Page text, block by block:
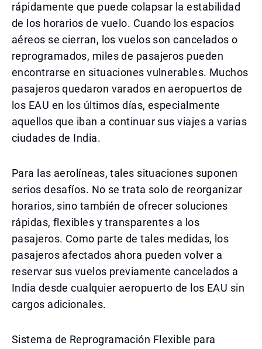
rápidamente que puede colapsar la estabilidad
de los horarios de vuelo. Cuando los espacios
aéreos se cierran, los vuelos son cancelados o
reprogramados, miles de pasajeros pueden
encontrarse en situaciones vulnerables. Muchos
pasajeros quedaron varados en aeropuertos de
los EAU en los últimos días, especialmente
aquellos que iban a continuar sus viajes a varias
ciudades de India.
Para las aerolíneas, tales situaciones suponen
serios desafíos. No se trata solo de reorganizar
horarios, sino también de ofrecer soluciones
rápidas, flexibles y transparentes a los
pasajeros. Como parte de tales medidas, los
pasajeros afectados ahora pueden volver a
reservar sus vuelos previamente cancelados a
India desde cualquier aeropuerto de los EAU sin
cargos adicionales.
Sistema de Reprogramación Flexible para